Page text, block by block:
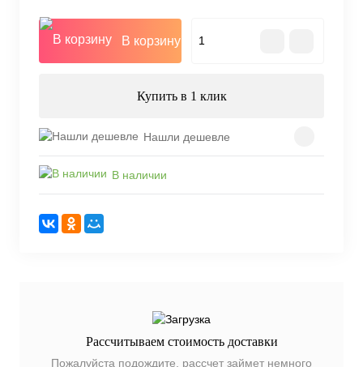
В корзину
Купить в 1 клик
Нашли дешевле
В наличии
Рассчитываем стоимость доставки
Пожалуйста подождите, рассчет займет немного